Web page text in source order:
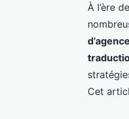
À l’ère
Cet